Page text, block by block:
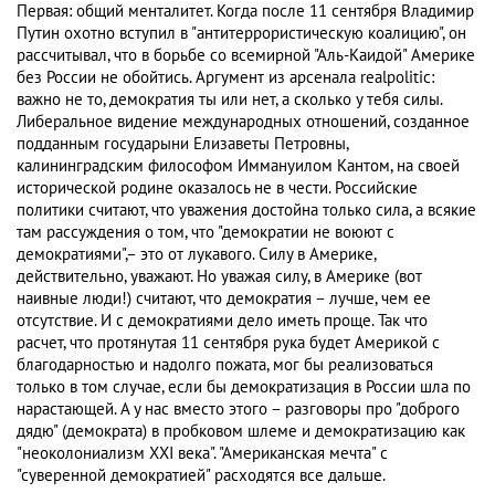
Первая: общий менталитет. Когда после 11 сентября Владимир
Путин охотно вступил в "антитеррористическую коалицию", он
рассчитывал, что в борьбе со всемирной "Аль-Каидой" Америке
без России не обойтись. Аргумент из арсенала realpolitic:
важно не то, демократия ты или нет, а сколько у тебя силы.
Либеральное видение международных отношений, созданное
подданным государыни Елизаветы Петровны,
калининградским философом Иммануилом Кантом, на своей
исторической родине оказалось не в чести. Российские
политики считают, что уважения достойна только сила, а всякие
там рассуждения о том, что "демократии не воюют с
демократиями",– это от лукавого. Силу в Америке,
действительно, уважают. Но уважая силу, в Америке (вот
наивные люди!) считают, что демократия – лучше, чем ее
отсутствие. И с демократиями дело иметь проще. Так что
расчет, что протянутая 11 сентября рука будет Америкой с
благодарностью и надолго пожата, мог бы реализоваться
только в том случае, если бы демократизация в России шла по
нарастающей. А у нас вместо этого – разговоры про "доброго
дядю" (демократа) в пробковом шлеме и демократизацию как
"неоколониализм XXI века". "Американская мечта" с
"суверенной демократией" расходятся все дальше.